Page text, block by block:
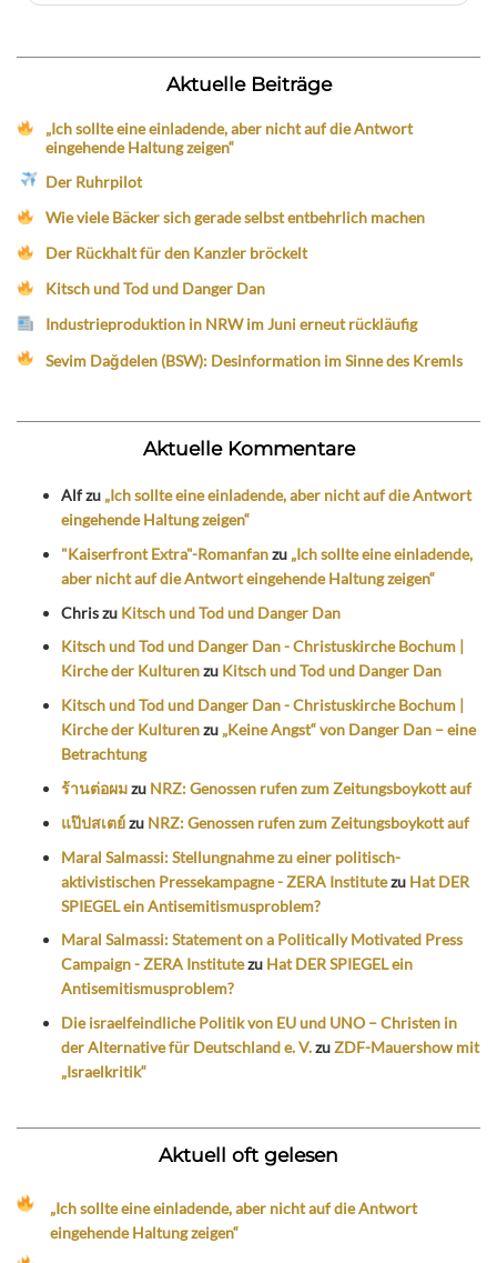
Aktuelle Beiträge
„Ich sollte eine einladende, aber nicht auf die Antwort
eingehende Haltung zeigen“
Der Ruhrpilot
Wie viele Bäcker sich gerade selbst entbehrlich machen
Der Rückhalt für den Kanzler bröckelt
Kitsch und Tod und Danger Dan
Industrieproduktion in NRW im Juni erneut rückläufig
Sevim Dağdelen (BSW): Desinformation im Sinne des Kremls
Aktuelle Kommentare
Alfzu „Ich sollte eine einladende, aber nicht auf die Antwort
eingehende Haltung zeigen“
"Kaiserfront Extra"-Romanfanzu „Ich sollte eine einladende,
aber nicht auf die Antwort eingehende Haltung zeigen“
Chriszu Kitsch und Tod und Danger Dan
Kitsch und Tod und Danger Dan - Christuskirche Bochum |
Kirche der Kulturenzu Kitsch und Tod und Danger Dan
Kitsch und Tod und Danger Dan - Christuskirche Bochum |
Kirche der Kulturenzu „Keine Angst“ von Danger Dan – eine
Betrachtung
ร้านต่อผมzu NRZ: Genossen rufen zum Zeitungsboykott auf
แป๊ปสเตย์zu NRZ: Genossen rufen zum Zeitungsboykott auf
Maral Salmassi: Stellungnahme zu einer politisch-
aktivistischen Pressekampagne - ZERA Institutezu Hat DER
SPIEGEL ein Antisemitismusproblem?
Maral Salmassi: Statement on a Politically Motivated Press
Campaign - ZERA Institutezu Hat DER SPIEGEL ein
Antisemitismusproblem?
Die israelfeindliche Politik von EU und UNO – Christen in
der Alternative für Deutschland e. V.zuZDF-Mauershow mit
„Israelkritik“
Aktuell oft gelesen
„Ich sollte eine einladende, aber nicht auf die Antwort
eingehende Haltung zeigen“